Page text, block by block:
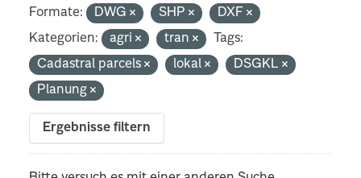
Formate: DWG SHP
DXF
Kategorien:
agri tran
Tags:
Cadastral parcels
lokal
DSGKL
Planung
Ergebnisse filtern